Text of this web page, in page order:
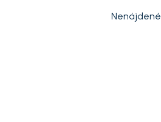
Nenájdené